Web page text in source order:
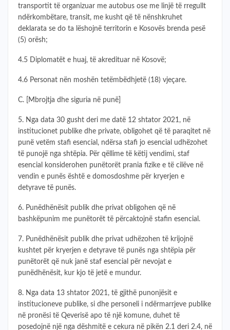
transportit të organizuar me autobus ose me linjë të rregullt
ndërkombëtare, transit, me kusht që të nënshkruhet
deklarata se do ta lëshojnë territorin e Kosovës brenda pesë
(5) orësh;
4.5 Diplomatët e huaj, të akredituar në Kosovë;
4.6 Personat nën moshën tetëmbëdhjetë (18) vjeçare.
C. [Mbrojtja dhe siguria në punë]
5. Nga data 30 gusht deri me datë 12 shtator 2021, në
institucionet publike dhe private, obligohet që të paraqitet në
punë vetëm stafi esencial, ndërsa stafi jo esencial udhëzohet
të punojë nga shtëpia. Për qëllime të këtij vendimi, staf
esencial konsiderohen punëtorët prania fizike e të cilëve në
vendin e punës është e domosdoshme për kryerjen e
detyrave të punës.
6. Punëdhënësit publik dhe privat obligohen që në
bashkëpunim me punëtorët të përcaktojnë stafin esencial.
7. Punëdhënësit publik dhe privat udhëzohen të krijojnë
kushtet për kryerjen e detyrave të punës nga shtëpia për
punëtorët që nuk janë staf esencial për nevojat e
punëdhënësit, kur kjo të jetë e mundur.
8. Nga data 13 shtator 2021, të gjithë punonjësit e
institucioneve publike, si dhe personeli i ndërmarrjeve publike
në pronësi të Qeverisë apo të një komune, duhet të
posedojnë një nga dëshmitë e cekura në pikën 2.1 deri 2.4, në